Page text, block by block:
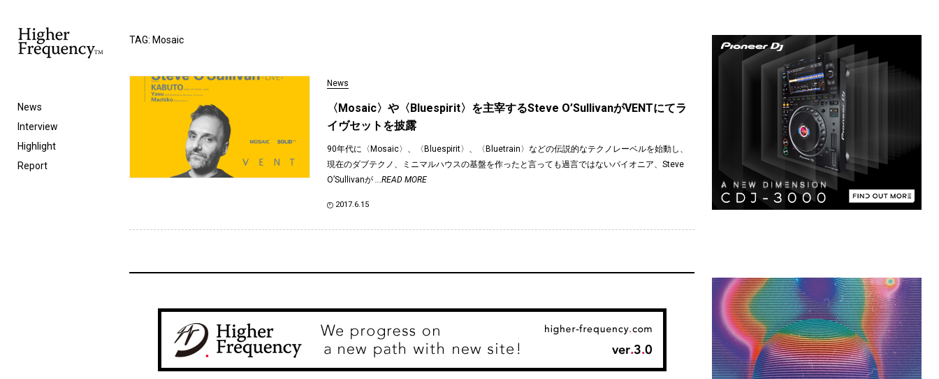
News
Interview
Highlight
Report
TAG: Mosaic
News
〈Mosaic〉や〈Bluespirit〉を主宰するSteve O’SullivanがVENTにてラ
イヴセットを披露
90年代に〈Mosaic〉、〈Bluespirit〉、〈Bluetrain〉などの伝説的なテクノレーベルを始動し、
現在のダブテクノ、ミニマルハウスの基盤を作ったと言っても過言ではないパイオニア、Steve
O’Sullivanが...READ MORE
2017.6.15